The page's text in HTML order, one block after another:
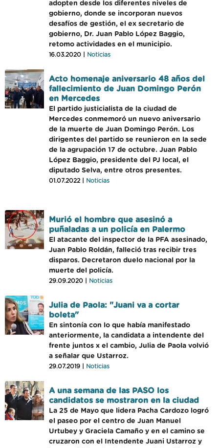
adopten desde los diferentes niveles de
gobierno, donde se incorporan nuevos
desafíos de gestión, el ex secretario de
gobierno, Dr. Juan Pablo López Baggio,
retomo actividades en el municipio.
16.03.2020 | Noticias
Acto homenaje aniversario 48 años del
fallecimiento de Juan Domingo Perón
en Mercedes
El partido justicialista de la ciudad de
Mercedes conmemoró un nuevo aniversario
de la muerte de Juan Domingo Perón. Los
dirigentes del partido se reunieron en la sede
de la agrupación 17 de octubre. Juan Pablo
López Baggio, presidente del PJ local, el
diputado Selva, entre otros presentes.
01.07.2022 | Noticias
Murió el hombre que asesinó a
puñaladas a un policía en Palermo
El atacante del inspector de la PFA asesinado,
Juan Pablo Roldán, falleció tras recibir tres
disparos. Decretaron duelo nacional por la
muerte del policía.
29.09.2020 | Noticias
Julia de Paola: "Juani va a cortar
boleta"
En sintonía con lo que había manifestado
anteriormente, la candidata a intendente del
frente juntos x el cambio, Julia de Paola volvió
a señalar que Ustarroz.
29.07.2019 | Noticias
A una semana de las PASO los
candidatos se mostraron en la ciudad
La 25 de Mayo que lidera Pacha Cardozo logró
el paseo por el centro de Juan Manuel
Urtubey y Graciela Camaño y en el camino se
cruzaron con el Intendente Juani Ustarroz y